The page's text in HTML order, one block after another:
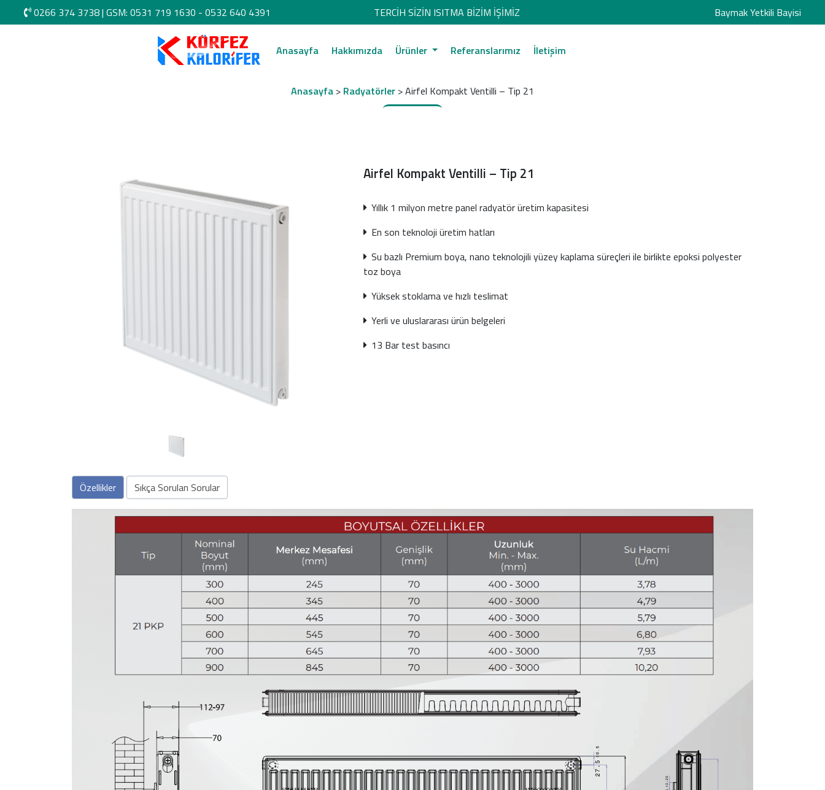
0266 374 3738| GSM: 0531 719 1630 - 0532 640 4391 TERCİH SİZİN ISITMA BİZİM İŞİMİZ Baymak Yetkili Bayisi
Anasayfa Hakkımızda Ürünler Referanslarımız İletişim
Anasayfa > Radyatörler > Airfel Kompakt Ventilli – Tip 21
Airfel Kompakt Ventilli – Tip 21
Yıllık 1 milyon metre panel radyatör üretim kapasitesi
En son teknoloji üretim hatları
Su bazlı Premium boya, nano teknolojili yüzey kaplama süreçleri ile birlikte epoksi polyester
toz boya
Yüksek stoklama ve hızlı teslimat
Yerli ve uluslararası ürün belgeleri
13 Bar test basıncı
Özellikler Sıkça Sorulan Sorular